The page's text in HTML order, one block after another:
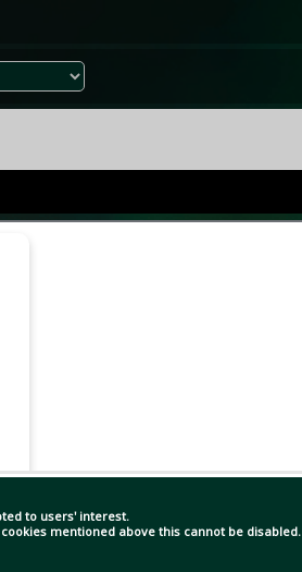
to users' interest.
mentioned above this cannot be disabled.